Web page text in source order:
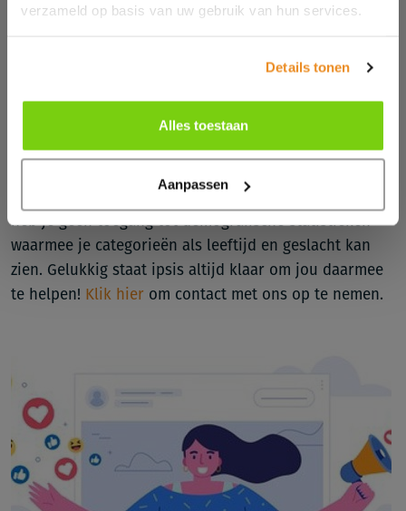
verzameld op basis van uw gebruik van hun services.
Details tonen
Alles toestaan
Aanpassen
Zoals eerder genoemd krijg je, mits de adresgegevens
mensen op deze knop klikken krijgen zij opties te zien
krijg je toegang tot handige Instagram statistieken. De
meest interessante analyses zijn: weergaven, bereik,
websiteklikken en profielweergeven.
Let op: Als jouw profiel minder dan 100 volgers heeft,
heb je geen toegang tot demografische statistieken
waarmee je categorieën als leeftijd en geslacht kan
zien. Gelukkig staat ipsis altijd klaar om jou daarmee
te helpen! Klik hier om contact met ons op te nemen.